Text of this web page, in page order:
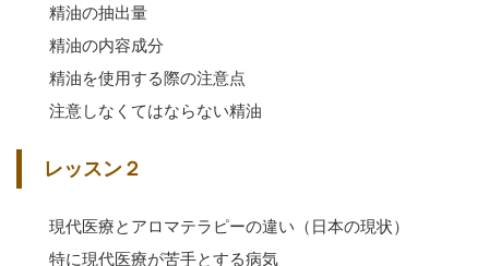
精油の抽出量
精油の内容成分
精油を使用する際の注意点
注意しなくてはならない精油
レッスン２
現代医療とアロマテラピーの違い（日本の現状）
特に現代医療が苦手とする病気